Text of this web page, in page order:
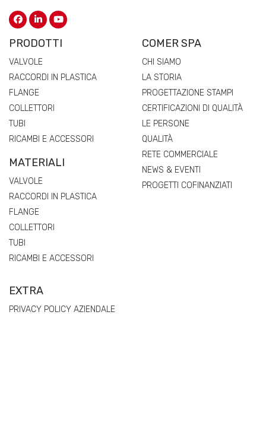
PRODOTTI
VALVOLE
RACCORDI IN PLASTICA
FLANGE
COLLETTORI
TUBI
RICAMBI E ACCESSORI
MATERIALI
VALVOLE
RACCORDI IN PLASTICA
FLANGE
COLLETTORI
TUBI
RICAMBI E ACCESSORI
COMER SPA
CHI SIAMO
LA STORIA
PROGETTAZIONE STAMPI
CERTIFICAZIONI DI QUALITÀ
LE PERSONE
QUALITÀ
RETE COMMERCIALE
NEWS & EVENTI
PROGETTI COFINANZIATI
EXTRA
PRIVACY POLICY AZIENDALE